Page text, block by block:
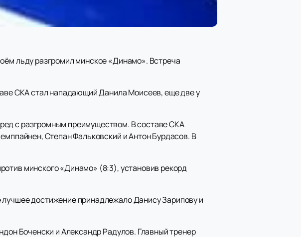
льду разгромил минское «Динамо». Встреча
СКА стал нападающий Данила Моисеев, еще две у
с разгромным преимуществом. В составе СКА
Степан Фальковский и Антон Бурдасов. В
минского «Динамо» (8:3), установив рекорд
достижение принадлежало Данису Зарипову и
Боченски и Александр Радулов. Главный тренер